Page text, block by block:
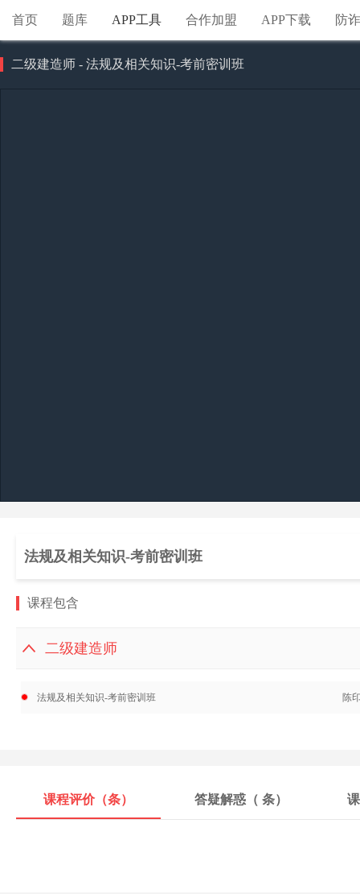
首页 题库 APP工具 合作加盟 APP下载 防
二级建造师 - 法规及相关知识-考前密训班
法规及相关知识-考前密训班
课程包含
二级建造师
法规及相关知识-考前密训班 陈
课程评价（条） 答疑解惑（ 条）